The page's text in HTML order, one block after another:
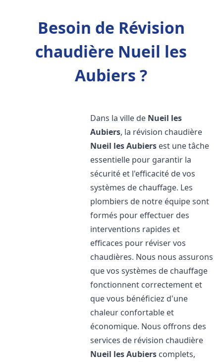
Besoin de Révision
chaudière Nueil les
Aubiers ?
Dans la ville de Nueil les
Aubiers, la révision chaudière
Nueil les Aubiers est une tâche
essentielle pour garantir la
sécurité et l'efficacité de vos
systèmes de chauffage. Les
plombiers de notre équipe sont
formés pour effectuer des
interventions rapides et
efficaces pour réviser vos
chaudières. Nous nous assurons
que vos systèmes de chauffage
fonctionnent correctement et
que vous bénéficiez d'une
chaleur confortable et
économique. Nous offrons des
services de révision chaudière
Nueil les Aubiers complets,